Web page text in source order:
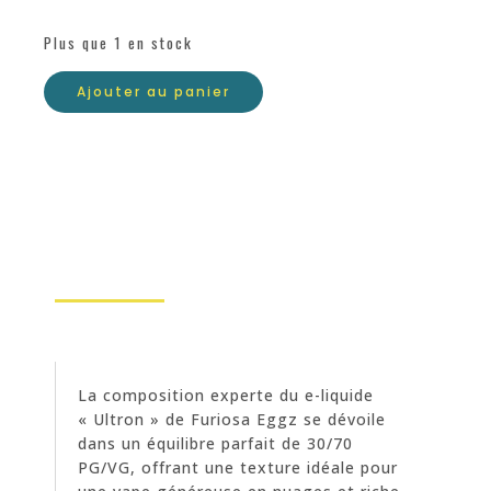
Plus que 1 en stock
Ajouter au panier
La composition experte du e-liquide
« Ultron » de Furiosa Eggz se dévoile
dans un équilibre parfait de 30/70
PG/VG, offrant une texture idéale pour